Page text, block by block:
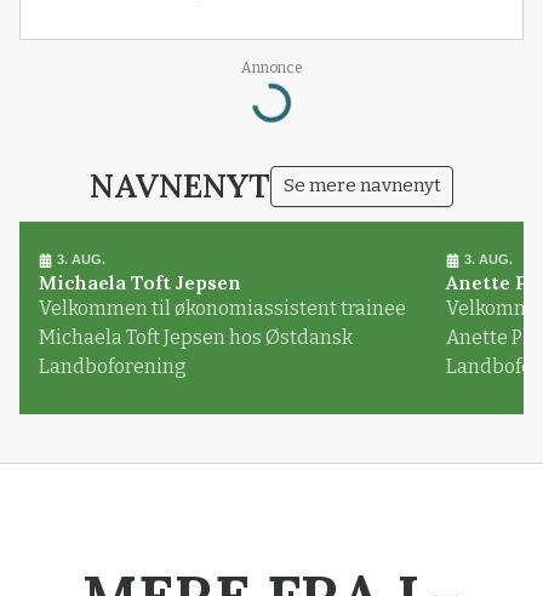
Annonce
Loading...
NAVNENYT Se mere navnenyt
3. AUG.
Michaela Toft Jepsen
Velkommen til økonomiassistent trainee
Michaela Toft Jepsen hos Østdansk
Landboforening
3. AUG.
Anette
Anette